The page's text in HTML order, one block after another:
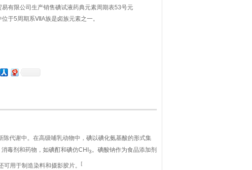
有限公司生产销售碘试液药典元素周期表53号元
于5周期系ⅦA族是卤族元素之一。
代谢中。在高级哺乳动物中，碘以碘化氨基酸的形式集
毒剂和药物，如碘酊和碘仿CHI 3。碘酸钠作为食品添加剂
用于制造染料和摄影胶片。 [